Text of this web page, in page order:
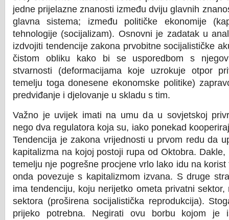
jedne prijelazne znanosti između dviju glavnih
glavna sistema; između političke ekonomije
tehnologije (socijalizam). Osnovni je zadatak u
izdvojiti tendencije zakona prvobitne socijalističke
čistom obliku kako bi se usporedbom s
stvarnosti (deformacijama koje uzrokuje otpor
temelju toga donesene ekonomske politike)
predviđanje i djelovanje u skladu s tim.
Važno je uvijek imati na umu da u sovjetskoj
nego dva regulatora koja su, iako ponekad
Tendencija je zakona vrijednosti u prvom redu da
kapitalizma na kojoj postoji rupa od Oktobra.
temelju nje pogrešne procjene vrlo lako idu na
onda povezuje s kapitalizmom izvana. S druge
ima tendenciju, koju nerijetko ometa privatni sektor,
sektora (proširena socijalistička reprodukcija).
prijeko potrebna. Negirati ovu borbu kojom je